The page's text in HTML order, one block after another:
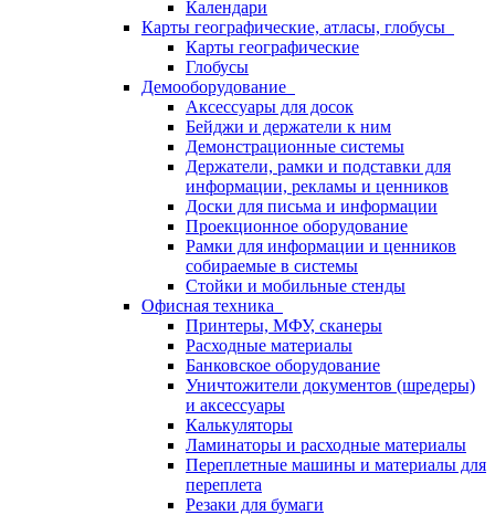
Календари
Карты географические, атласы, глобусы
Карты географические
Глобусы
Демооборудование
Аксессуары для досок
Бейджи и держатели к ним
Демонстрационные системы
Держатели, рамки и подставки для
информации, рекламы и ценников
Доски для письма и информации
Проекционное оборудование
Рамки для информации и ценников
собираемые в системы
Стойки и мобильные стенды
Офисная техника
Принтеры, МФУ, сканеры
Расходные материалы
Банковское оборудование
Уничтожители документов (шредеры)
и аксессуары
Калькуляторы
Ламинаторы и расходные материалы
Переплетные машины и материалы для
переплета
Резаки для бумаги